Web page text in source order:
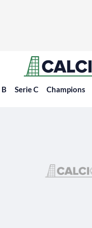
Serie C Champions